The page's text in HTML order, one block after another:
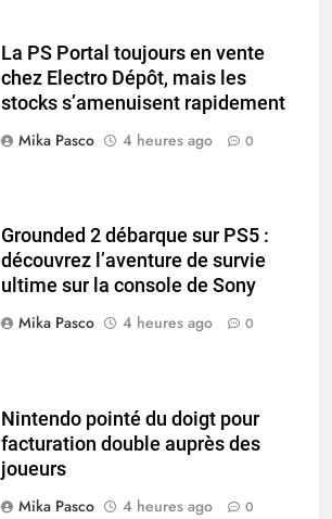
La PS Portal toujours en vente
chez Electro Dépôt, mais les
stocks s’amenuisent rapidement
Mika Pasco
4 heures ago 0
Grounded 2 débarque sur PS5 :
découvrez l’aventure de survie
ultime sur la console de Sony
Mika Pasco
4 heures ago 0
Nintendo pointé du doigt pour
facturation double auprès des
joueurs
Mika Pasco
4 heures ago 0